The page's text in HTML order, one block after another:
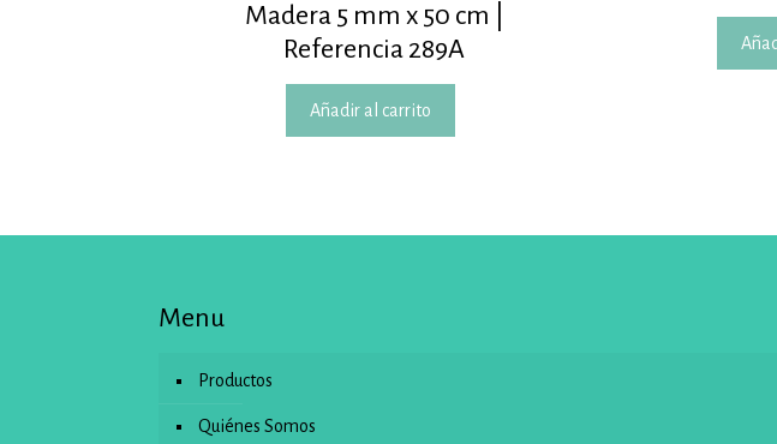
Madera 5 mm x 50 cm |
Referencia 289A
Añadir al carrito
Menu
Productos
Quiénes Somos